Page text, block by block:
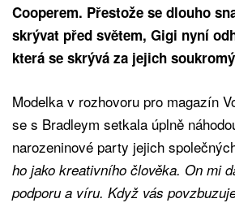
Cooperem. Přestože se dlouho
skrývat před světem, Gigi nyní
která se skrývá za jejich
Modelka v rozhovoru pro magazín
se s Bradleym setkala úplně
narozeninové party jejich
ho jako kreativního člověka. On mi
podporu a víru. Když vás